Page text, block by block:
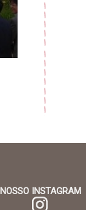
NOSSO INSTAGRAM